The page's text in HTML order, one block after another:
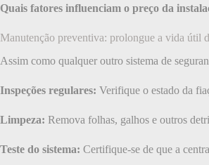
Quais fatores influenciam o preço da
Manutenção preventiva: prolongue a vida útil
Assim como qualquer outro sistema de
Inspeções regulares: Verifique o estado da
Limpeza: Remova folhas, galhos e outros
Teste do sistema: Certifique-se de que a